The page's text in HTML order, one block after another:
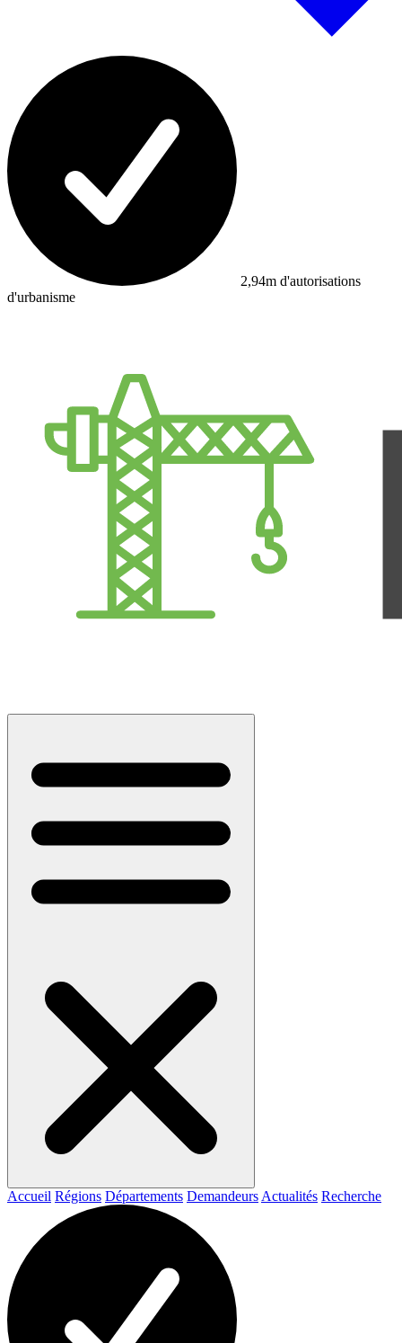
2,94m d'autorisations
d'urbanisme
Accueil Régions Départements Demandeurs Actualités Recherche